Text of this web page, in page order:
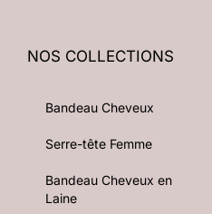
NOS COLLECTIONS
Bandeau Cheveux
Serre-tête Femme
Bandeau Cheveux en
Laine